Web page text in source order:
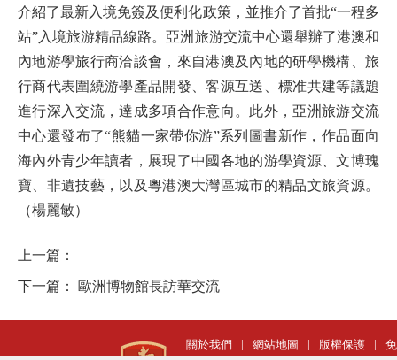
介紹了最新入境免簽及便利化政策，並推介了首批“一程多
站”入境旅游精品線路。亞洲旅游交流中心還舉辦了港澳和
內地游學旅行商洽談會，來自港澳及內地的研學機構、旅
行商代表圍繞游學產品開發、客源互送、標准共建等議題
進行深入交流，達成多項合作意向。此外，亞洲旅游交流
中心還發布了“熊貓一家帶你游”系列圖書新作，作品面向
海內外青少年讀者，展現了中國各地的游學資源、文博瑰
寶、非遺技藝，以及粵港澳大灣區城市的精品文旅資源。
（楊麗敏）
上一篇：
下一篇： 歐洲博物館長訪華交流